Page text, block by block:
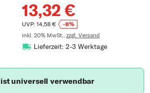
13,32 €
UVP: 14,58 €
-8%
inkl. 20% MwSt., zzgl. Versand
Lieferzeit: 2-3 Werktage
universell verwendbar